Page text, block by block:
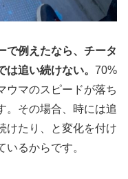
で例えたなら、チータ
追い続けない。 70%
ウマのスピードが落ち
。その場合、時には追
けたり、と変化を付け
るからです。